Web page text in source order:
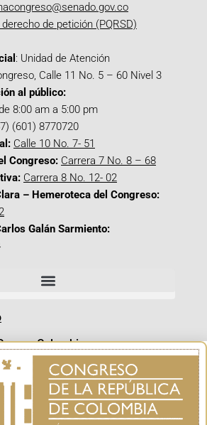
de petición (PQRSD)
: Unidad de Atención
Calle 11 No. 5 – 60 Nivel 3
al público:
8:00 am a 5:00 pm
(601) 8770720
Calle 10 No. 7- 51
Congreso: Carrera 7 No. 8 – 68
Carrera 8 No. 12- 02
– Hemeroteca del Congreso:
Galán Sarmiento: